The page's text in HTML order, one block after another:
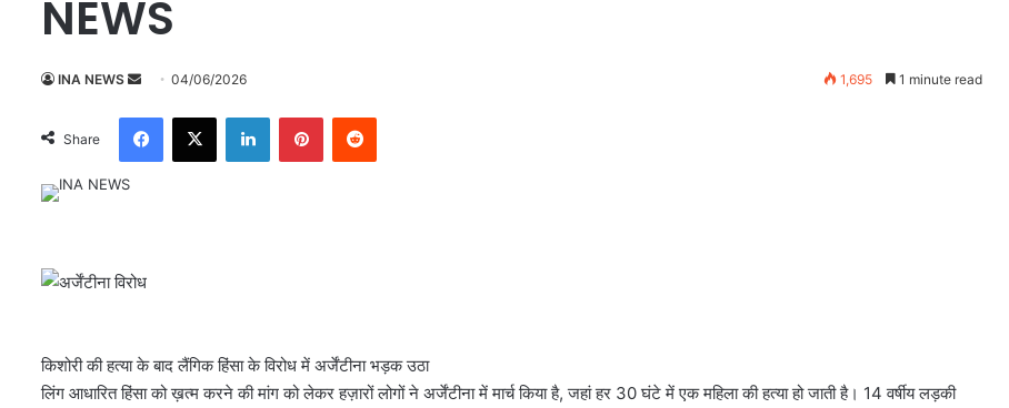
NEWS
INA NEWS
n
d
a
04/06/2026 1,695 1 minute read
Share
किशोरी की हत्या के बाद लैंगिक हिंसा के विरोध में अर्जेंटीना भड़क उठा
लिंग आधारित हिंसा को ख़त्म करने की मांग को लेकर हज़ारों लोगों ने अर्जेंटीना में मार्च किया है, जहां हर 30 घंटे में एक महिला की हत्या हो जाती है। 14 वर्षीय लड़की